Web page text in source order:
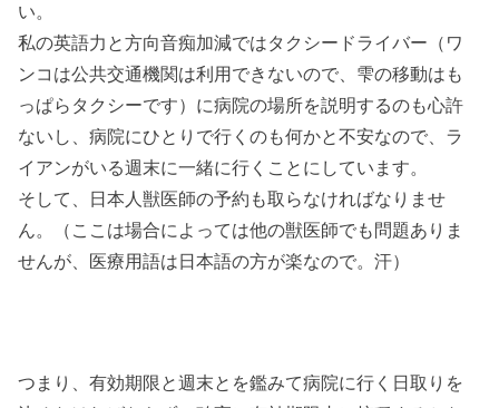
い。
私の英語力と方向音痴加減ではタクシードライバー（ワ
ンコは公共交通機関は利用できないので、雫の移動はも
っぱらタクシーです）に病院の場所を説明するのも心許
ないし、病院にひとりで行くのも何かと不安なので、ラ
イアンがいる週末に一緒に行くことにしています。
そして、日本人獣医師の予約も取らなければなりませ
ん。（ここは場合によっては他の獣医師でも問題ありま
せんが、医療用語は日本語の方が楽なので。汗）
つまり、有効期限と週末とを鑑みて病院に行く日取りを